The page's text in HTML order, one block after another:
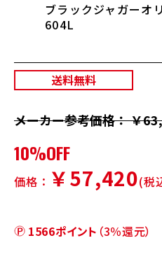
ブラックジャガーオ
604L
送料無料
メーカー参考価格： ￥
10%OFF
価格： ￥57,420(税
1566ポイント （3％還元）